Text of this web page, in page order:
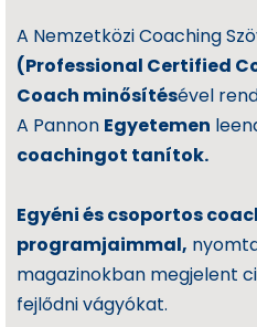
A Nemzetközi Coaching
(Professional Certified
Coach minősítésével
A Pannon Egyetemen
coachingot tanítok.
Egyéni és csoportos
programjaimmal,
magazinokban megjelent
fejlődni vágyókat.